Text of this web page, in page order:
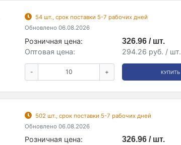
54 шт., срок поставки 5-7 рабочих дней
Обновлено 06.08.2026
Розничная цена:
326.96 / шт.
Оптовая цена:
294.26 руб. / шт.
- + КУПИТЬ
502 шт., срок поставки 5-7 рабочих дней
Обновлено 06.08.2026
Розничная цена:
326.96 / шт.